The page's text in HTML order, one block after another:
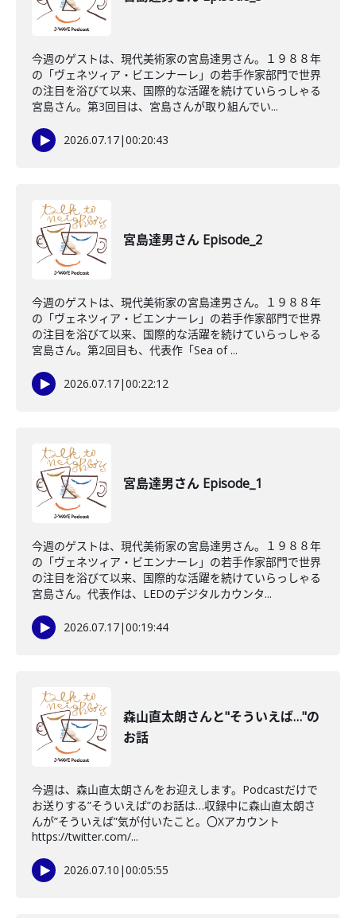
今週のゲストは、現代美術家の宮島達男さん。１９８８年
の「ヴェネツィア・ビエンナーレ」の若手作家部門で世界
の注目を浴びて以来、国際的な活躍を続けていらっしゃる
宮島さん。第3回目は、宮島さんが取り組んでい...
2026.07.17|00:20:43
宮島達男さん Episode_2
今週のゲストは、現代美術家の宮島達男さん。１９８８年
の「ヴェネツィア・ビエンナーレ」の若手作家部門で世界
の注目を浴びて以来、国際的な活躍を続けていらっしゃる
宮島さん。第2回目も、代表作「Sea of ...
2026.07.17|00:22:12
宮島達男さん Episode_1
今週のゲストは、現代美術家の宮島達男さん。１９８８年
の「ヴェネツィア・ビエンナーレ」の若手作家部門で世界
の注目を浴びて以来、国際的な活躍を続けていらっしゃる
宮島さん。代表作は、LEDのデジタルカウンタ...
2026.07.17|00:19:44
森山直太朗さんと"そういえば…"の
お話
今週は、森山直太朗さんをお迎えします。Podcastだけで
お送りする”そういえば”のお話は…収録中に森山直太朗さ
んが”そういえば”気が付いたこと。〇Xアカウント
https://twitter.com/...
2026.07.10 |00:05:55